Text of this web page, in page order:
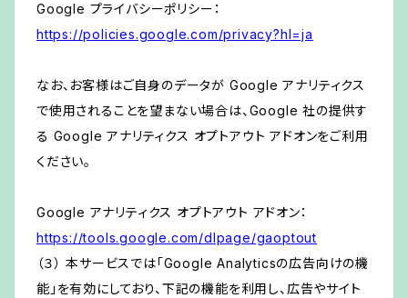
Google プライバシーポリシー：
https://policies.google.com/privacy?hl=ja
なお、お客様はご自身のデータが Google アナリティクス
で使用されることを望まない場合は、Google 社の提供す
る Google アナリティクス オプトアウト アドオンをご利用
ください。
Google アナリティクス オプトアウト アドオン：
https://tools.google.com/dlpage/gaoptout
（３） 本サービスでは「Google Analyticsの広告向けの機
能」を有効にしており、下記の機能を利用し、広告やサイト